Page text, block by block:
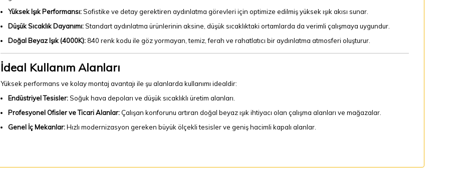
Yüksek Işık Performansı:Sofistike ve detay gerektiren aydınlatma görevleri için optimize edilmiş yüksek ışık akısı sunar.
Düşük Sıcaklık Dayanımı:Standart aydınlatma ürünlerinin aksine, düşük sıcaklıktaki ortamlarda da verimli çalışmaya uygundur.
Doğal Beyaz Işık (4000K):840 renk kodu ile göz yormayan, temiz, ferah ve rahatlatıcı bir aydınlatma atmosferi oluşturur.
İdeal Kullanım Alanları
Yüksek performans ve kolay montaj avantajı ile şu alanlarda kullanımı idealdir:
Endüstriyel Tesisler:Soğuk hava depoları ve düşük sıcaklıklı üretim alanları.
Profesyonel Ofisler ve Ticari Alanlar:Çalışan konforunu artıran doğal beyaz ışık ihtiyacı olan çalışma alanları ve mağazalar.
Genel İç Mekanlar:Hızlı modernizasyon gereken büyük ölçekli tesisler ve geniş hacimli kapalı alanlar.